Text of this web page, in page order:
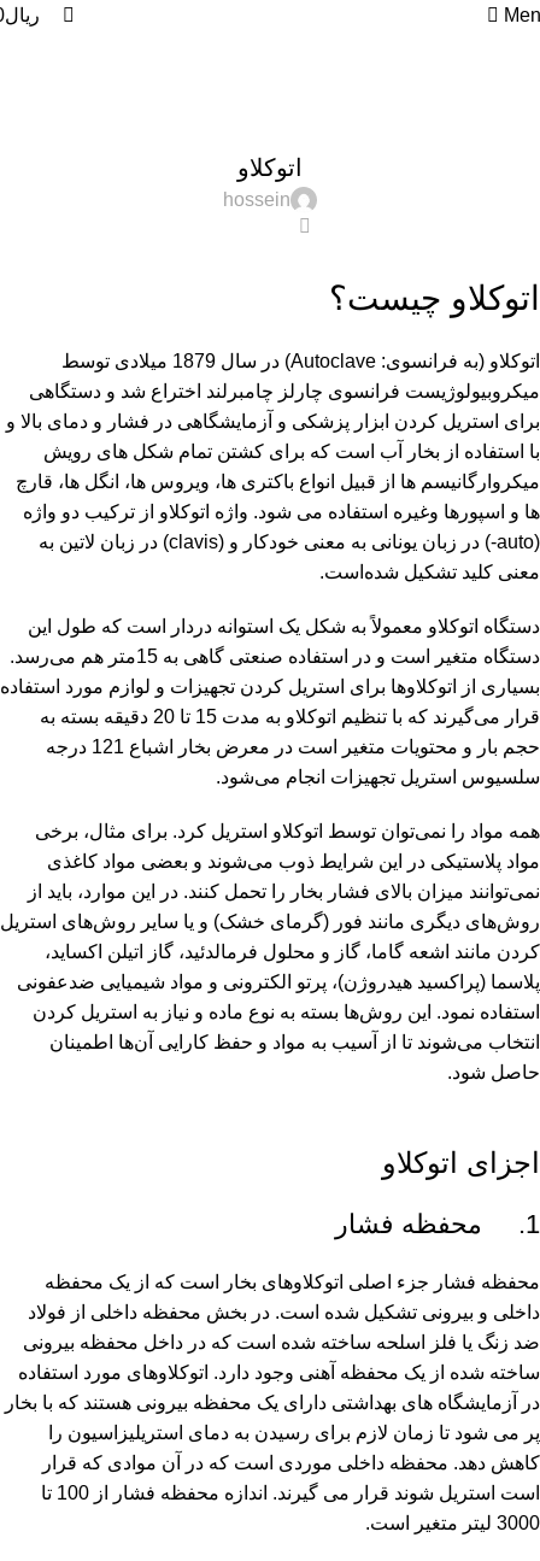
ریال
اتوکلاو
hossein
اتوکلاو چیست؟
اتوکلاو (به فرانسوی: Autoclave) در سال 1879 میلادی توسط
میکروبیولوژیست فرانسوی چارلز چامبرلند اختراع شد و دستگاهی
برای استریل کردن ابزار پزشکی و آزمایشگاهی در فشار و دمای بالا و
با استفاده از بخار آب است که برای كشتن تمام شكل هاى رويش
ميکروارگانیسم ها از قبيل انواع باكترى ها، ويروس ها، انگل ها، قارچ
ها و اسپورها وغیره استفاده می شود. واژه اتوکلاو از ترکیب دو واژه
(auto-) در زبان یونانی به معنی خودکار و (clavis) در زبان لاتین به
معنی کلید تشکیل شده‌است.
دستگاه اتوکلاو معمولاً به شکل یک استوانه دردار است که طول این
دستگاه متغیر است و در استفاده صنعتی گاهی به 15متر هم می‌رسد.
بسیاری از اتوکلاوها برای استریل کردن تجهیزات و لوازم مورد استفاده
قرار می‌گیرند که با تنظیم اتوکلاو به مدت 15 تا 20 دقیقه بسته به
حجم بار و محتویات متغیر است در معرض بخار اشباع 121 درجه
سلسیوس استریل تجهیزات انجام می‌شود.
همه مواد را نمی‌توان توسط اتوکلاو استریل کرد. برای مثال، برخی
مواد پلاستیکی در این شرایط ذوب می‌شوند و بعضی مواد کاغذی
نمی‌توانند میزان بالای فشار بخار را تحمل کنند. در این موارد، باید از
روش‌های دیگری مانند فور (گرمای خشک) و یا سایر روش‌های استریل
کردن مانند اشعه گاما، گاز و محلول فرمالدئید، گاز اتیلن اکساید،
پلاسما (پراکسید هیدروژن)، پرتو الکترونی و مواد شیمیایی ضدعفونی
استفاده نمود. این روش‌ها بسته به نوع ماده و نیاز به استریل کردن
انتخاب می‌شوند تا از آسیب به مواد و حفظ کارایی آن‌ها اطمینان
حاصل شود.
اجزای اتوکلاو
1. محفظه فشار
محفظه فشار جزء اصلی اتوکلاوهای بخار است که از یک محفظه
داخلی و بیرونی تشکیل شده است. در بخش محفظه داخلی از فولاد
ضد زنگ یا فلز اسلحه ساخته شده است که در داخل محفظه بیرونی
ساخته شده از یک محفظه آهنی وجود دارد. اتوکلاوهای مورد استفاده
در آزمایشگاه های بهداشتی دارای یک محفظه بیرونی هستند که با بخار
پر می شود تا زمان لازم برای رسیدن به دمای استریلیزاسیون را
کاهش دهد. محفظه داخلی موردی است که در آن موادی که قرار
است استریل شوند قرار می گیرند. اندازه محفظه فشار از 100 تا
3000 لیتر متغیر است.